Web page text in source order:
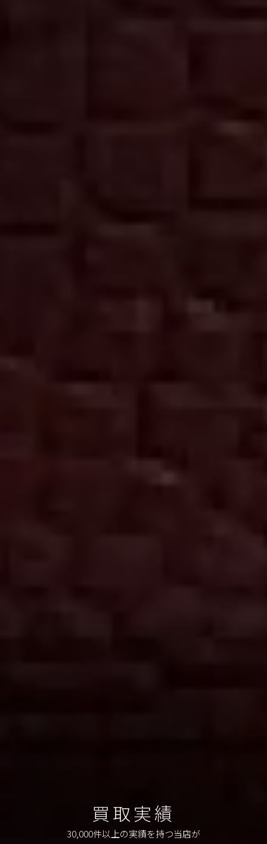
買取実績
30,000件以上の実績を持つ当店が